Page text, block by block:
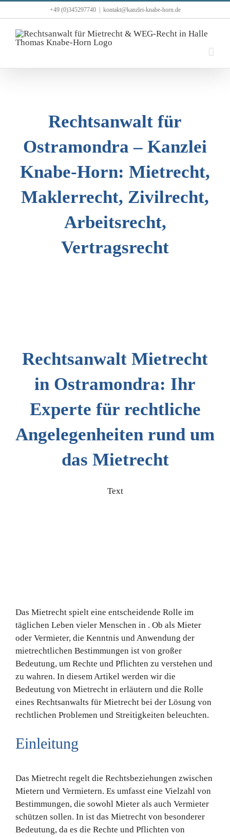
Inhalt
springen
+49 (0)345297740 kontakt@kanzlei-knabe-horn.de
Rechtsanwalt für
Ostramondra – Kanzlei
Knabe-Horn: Mietrecht,
Maklerrecht, Zivilrecht,
Arbeitsrecht,
Vertragsrecht
Rechtsanwalt Mietrecht
in Ostramondra: Ihr
Experte für rechtliche
Angelegenheiten rund um
das Mietrecht
Text
Das Mietrecht spielt eine entscheidende Rolle im
täglichen Leben vieler Menschen in . Ob als Mieter
oder Vermieter, die Kenntnis und Anwendung der
mietrechtlichen Bestimmungen ist von großer
Bedeutung, um Rechte und Pflichten zu verstehen und
zu wahren. In diesem Artikel werden wir die
Bedeutung von Mietrecht in erläutern und die Rolle
eines Rechtsanwalts für Mietrecht bei der Lösung von
rechtlichen Problemen und Streitigkeiten beleuchten.
Einleitung
Das Mietrecht regelt die Rechtsbeziehungen zwischen
Mietern und Vermietern. Es umfasst eine Vielzahl von
Bestimmungen, die sowohl Mieter als auch Vermieter
schützen sollen. In ist das Mietrecht von besonderer
Bedeutung, da es die Rechte und Pflichten von